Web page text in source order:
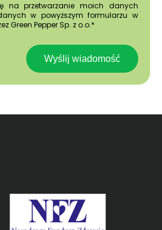
na przetwarzanie moich danych
w powyższym formularzu w
Green Pepper Sp. z o.o.*
Wyślij wiadomość